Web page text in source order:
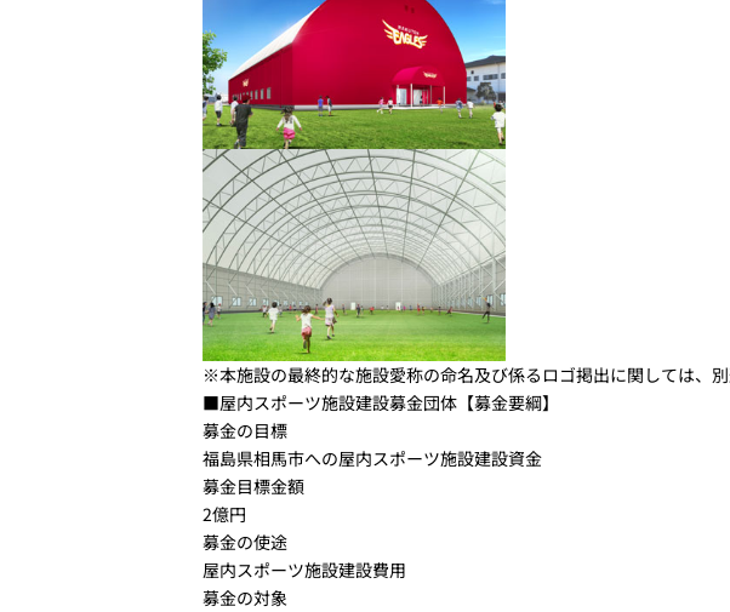
※本施設の最終的な施設愛称の命名及び係るロゴ掲出に関しては、
■屋内スポーツ施設建設募金団体【募金要綱】
募金の目標
福島県相馬市への屋内スポーツ施設建設資金
募金目標金額
2億円
募金の使途
屋内スポーツ施設建設費用
募金の対象